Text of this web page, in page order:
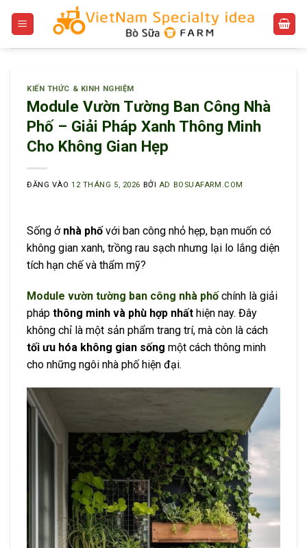
KIẾN THỨC & KINH NGHIỆM
Module Vườn Tường Ban Công Nhà
Phố – Giải Pháp Xanh Thông Minh
Cho Không Gian Hẹp
ĐĂNG VÀO12 THÁNG 5, 2026 BỞI AD BOSUAFARM.COM
Sống ở nhà phốvới ban công nhỏ hẹp, bạn muốn có
không gian xanh, trồng rau sạch nhưng lại lo lắng diện
tích hạn chế và thẩm mỹ?
Module vườn tường ban công nhà phố chính là giải
pháp thông minh và phù hợp nhất hiện nay. Đây
không chỉ là một sản phẩm trang trí, mà còn là cách
tối ưu hóa không gian sống một cách thông minh
cho những ngôi nhà phố hiện đại.